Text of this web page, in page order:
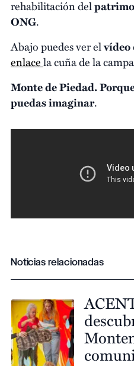
rehabilitación del
ONG.
Abajo puedes ver elvídeo
enlacela cuña de la
Monte de Piedad.
puedas imaginar.
Noticias relacionadas